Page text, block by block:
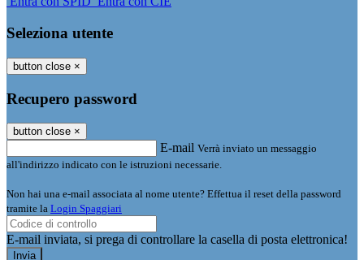
Seleziona utente
button close ×
Recupero password
button close ×
E-mail Verrà inviato un messaggio
all'indirizzo indicato con le istruzioni necessarie.
Non hai una e-mail associata al nome utente? Effettua il reset della password
tramite la Login Spaggiari
E-mail inviata, si prega di controllare la casella di posta elettronica!